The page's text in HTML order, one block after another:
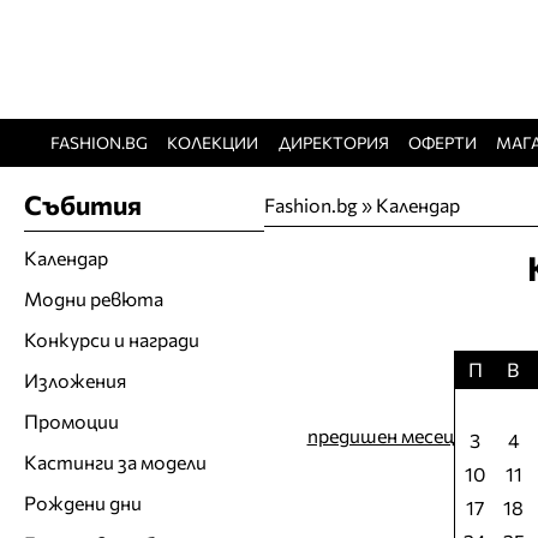
FASHION.BG КОЛЕКЦИИ ДИРЕКТОРИЯ ОФЕРТИ
Fashion.bg» Календар
предишен месец
П
В
3
4
10
11
17
18
Събития
Календар
Модни ревюта
Конкурси и награди
Изложения
Промоции
Кастинги за модели
Рождени дни